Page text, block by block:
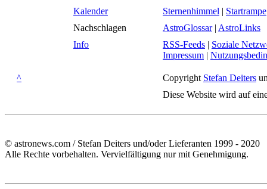
Kalender
Sternenhimmel | Startrampe
Nachschlagen
AstroGlossar| AstroLinks
Info
RSS-Feeds | Soziale
Impressum |
^ Copyright Stefan Deiters
Diese Website wird auf
© astronews.com / Stefan Deiters und/oder Lieferanten 1999 - 2020
Alle Rechte vorbehalten. Vervielfältigung nur mit Genehmigung.